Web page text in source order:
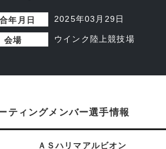
年月日 2025年03月29日
会場 ウインク陸上競技場
ティングメンバー選手情報
ＡＳハリマアルビオン